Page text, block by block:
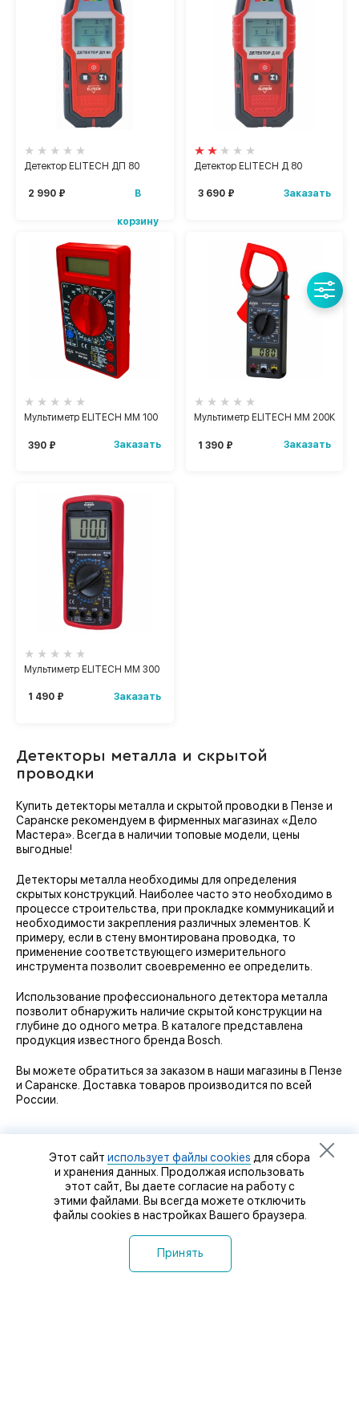
Детектор ELITECH ДП 80
2 990 ₽ В
корзину
Детектор ELITECH Д 80
3 690 ₽ Заказать
Мультиметр ELITECH ММ 100
390 ₽ Заказать
Мультиметр ELITECH ММ 200К
1 390 ₽ Заказать
Мультиметр ELITECH ММ 300
1 490 ₽ Заказать
Детекторы металла и скрытой
проводки
Купить детекторы металла и скрытой проводки в Пензе и
Саранске рекомендуем в фирменных магазинах «Дело
Мастера». Всегда в наличии топовые модели, цены
выгодные!
Детекторы металла необходимы для определения
скрытых конструкций. Наиболее часто это необходимо в
процессе строительства, при прокладке коммуникаций и
необходимости закрепления различных элементов. К
примеру, если в стену вмонтирована проводка, то
применение соответствующего измерительного
инструмента позволит своевременно ее определить.
Использование профессионального детектора металла
позволит обнаружить наличие скрытой конструкции на
глубине до одного метра. В каталоге представлена
продукция известного бренда Bosch.
Вы можете обратиться за заказом в наши магазины в Пензе
и Саранске. Доставка товаров производится по всей
России.
Этот сайт использует файлы cookies для сбора
и хранения данных. Продолжая использовать
этот сайт, Вы даете согласие на работу с
этими файлами. Вы всегда можете отключить
файлы cookies в настройках Вашего браузера.
Принять